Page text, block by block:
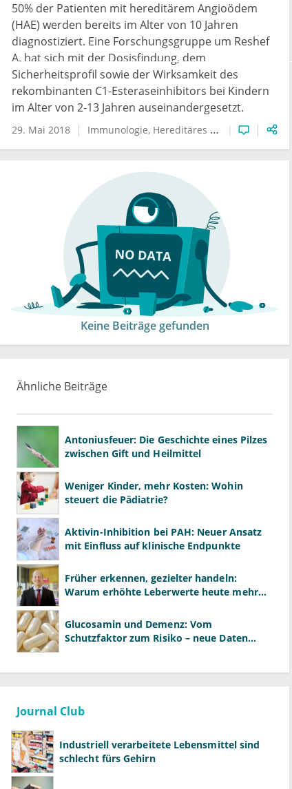
50% der Patienten mit hereditärem Angioödem
(HAE) werden bereits im Alter von 10 Jahren
diagnostiziert. Eine Forschungsgruppe um Reshef
A. hat sich mit der Dosisfindung, dem
Sicherheitsprofil sowie der Wirksamkeit des
rekombinanten C1-Esteraseinhibitors bei Kindern
im Alter von 2-13 Jahren auseinandergesetzt.
29. Mai 2018 Immunologie Hereditäres Angioödem
Keine Beiträge gefunden
Ähnliche Beiträge
Antoniusfeuer: Die Geschichte eines Pilzes
zwischen Gift und Heilmittel
Weniger Kinder, mehr Kosten: Wohin
steuert die Pädiatrie?
Aktivin-Inhibition bei PAH: Neuer Ansatz
mit Einfluss auf klinische Endpunkte
Früher erkennen, gezielter handeln:
Warum erhöhte Leberwerte heute mehr
Glucosamin und Demenz: Vom
Schutzfaktor zum Risiko – neue Daten
Journal Club
Industriell verarbeitete Lebensmittel sind
schlecht fürs Gehirn